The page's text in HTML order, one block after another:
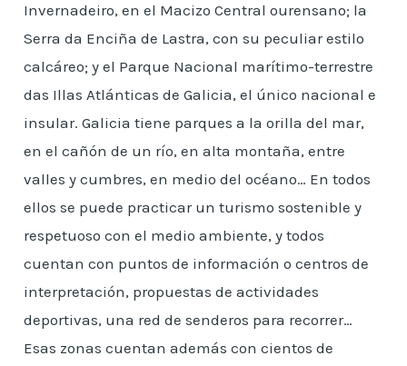
Invernadeiro, en el Macizo Central ourensano; la
Serra da Enciña de Lastra, con su peculiar estilo
calcáreo; y el Parque Nacional marítimo-terrestre
das Illas Atlánticas de Galicia, el único nacional e
insular. Galicia tiene parques a la orilla del mar,
en el cañón de un río, en alta montaña, entre
valles y cumbres, en medio del océano… En todos
ellos se puede practicar un turismo sostenible y
respetuoso con el medio ambiente, y todos
cuentan con puntos de información o centros de
interpretación, propuestas de actividades
deportivas, una red de senderos para recorrer…
Esas zonas cuentan además con cientos de